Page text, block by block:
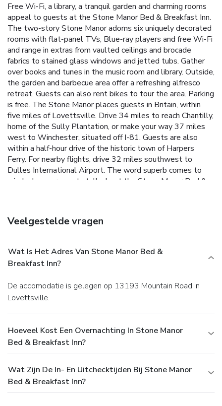
Free Wi-Fi, a library, a tranquil garden and charming rooms
appeal to guests at the Stone Manor Bed & Breakfast Inn.
The two-story Stone Manor adorns six uniquely decorated
rooms with flat-panel TVs, Blue-ray players and free Wi-Fi
and range in extras from vaulted ceilings and brocade
fabrics to stained glass windows and jetted tubs. Gather
over books and tunes in the music room and library. Outside,
the garden and barbecue area offer a refreshing alfresco
retreat. Guests can also rent bikes to tour the area. Parking
is free. The Stone Manor places guests in Britain, within
five miles of Lovettsville. Drive 34 miles to reach Chantilly,
home of the Sully Plantation, or make your way 37 miles
west to Winchester, situated off I-81. Guests are also
within a half-hour drive of the historic town of Harpers
Ferry. For nearby flights, drive 32 miles southwest to
Dulles International Airport. The word superb comes to
mind when our guests talk about the Stone Manor Bed &
Veelgestelde vragen
Wat Is Het Adres Van Stone Manor Bed &
Breakfast Inn?
De accomodatie is gelegen op 13193 Mountain Road in
Lovettsville.
Hoeveel Kost Een Overnachting In Stone Manor
Bed & Breakfast Inn?
Wat Zijn De In- En Uitchecktijden Bij Stone Manor
Bed & Breakfast Inn?